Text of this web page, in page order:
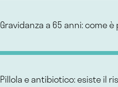
Gravidanza a 65 anni: come è
Pillola e antibiotico: esiste il